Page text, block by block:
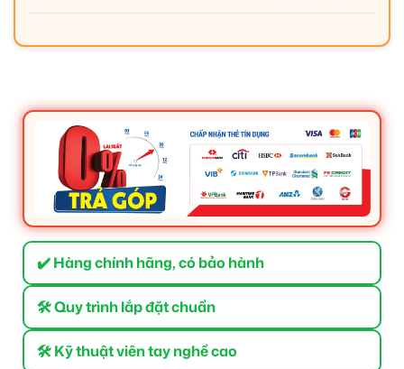
✔️ Hàng chính hãng, có bảo hành
🛠 Quy trình lắp đặt chuẩn
🛠 Kỹ thuật viên tay nghề cao